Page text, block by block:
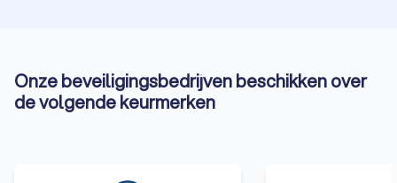
Onze beveiligingsbedrijven beschikken over
de volgende keurmerken